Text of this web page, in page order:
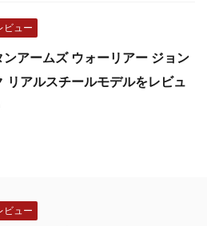
ビュー
ンアームズ ウォーリアー ジョン
リアルスチールモデルをレビュ
ビュー